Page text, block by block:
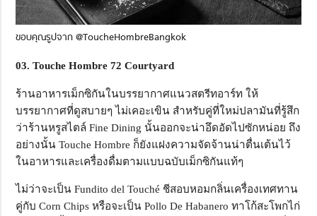
ขอบคุณรูปจาก @ToucheHombreBangkok
03. Touche Hombre 72 Courtyard
ร้านอาหารเม็กซิกันในบรรยากาศแนวสตรีทอาร์ท ให้
บรรยากาศที่ดูสบายๆ ไม่เคอะเขิน สำหรับคู่ที่ใหม่ปลามันที่รู้สึก
ว่าร้านหรูสไตล์ Fine Dining นั้นออกจะน่าอึดอัดไปซักหน่อย ถึง
อย่างนั้น Touche Hombre ก็ยังแฝงความจัดจ้านน่าตื่นเต้นไว้
ในอาหารและเครื่องดื่มตามแบบฉบับเม็กซิกันแท้ๆ
ไม่ว่าจะเป็น Fundito del Touché ชีสอบหอมกลิ่นเครื่องเทศทาน
คู่กับ Corn Chips หรือจะเป็น Pollo De Habanero ทาโก้สะโพกไก่